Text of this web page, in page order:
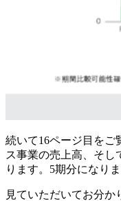
続いて16ページ目をご
ス事業の売上高、そし
ります。5期分になりま
見ていただいてお分か